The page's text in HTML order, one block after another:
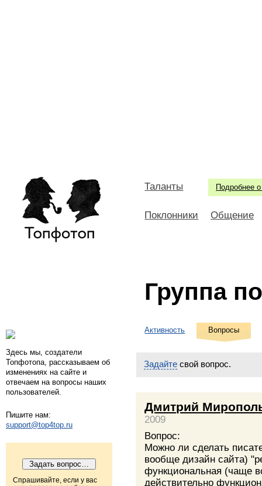
Подробнее о
Таланты
Поклонники Общение
Группа
Здесь мы, создатели
Топфотопа, рассказываем об
изменениях на сайте и
отвечаем на вопросы наших
пользователей.
Пишите нам:
support@top4top.ru
Спрашивайте, если у вас
Активность Вопросы
Задайте свой вопрос.
Дмитрий
2009
Вопрос:
Можно ли сделать
вообще дизайн сайта)
функциональная (чаще
действительно